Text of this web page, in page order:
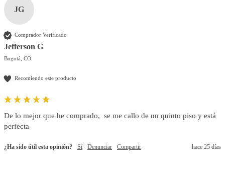
JG
Comprador Verificado
Jefferson G
Bogotá, CO
Recomiendo este producto
De lo mejor que he comprado,  se me callo de un quinto piso y está
perfecta
¿Ha sido útil esta opinión? Sí Denunciar Compartir hace 25 días